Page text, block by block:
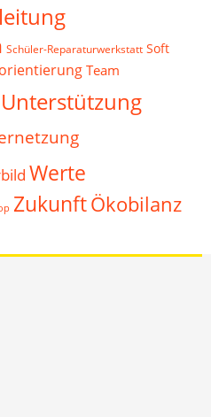
Schüler-Reparaturwerkstatt Soft
Team
Unterstützung
Werte
ZukunftÖkobilanz